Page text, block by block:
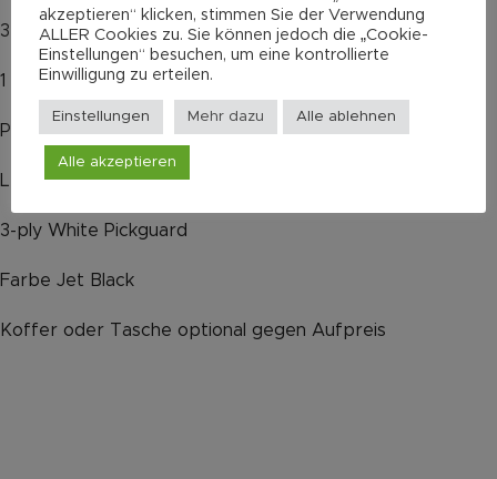
3-Weg Schalter
1 Volumenregler
PTB Tone System
Leo Fender designed Dual-Fulcrum Vibrato
3-ply White Pickguard
Farbe Jet Black
Koffer oder Tasche optional gegen Aufpreis
akzeptieren“ klicken, stimmen Sie der Verwendung
ALLER Cookies zu. Sie können jedoch die „Cookie-
Einstellungen“ besuchen, um eine kontrollierte
Einwilligung zu erteilen.
Einstellungen Mehr dazu Alle ablehnen
Alle akzeptieren